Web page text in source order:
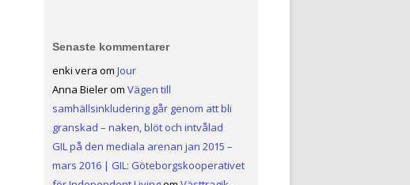
Senaste kommentarer
enki vera om Jour
Anna Bielerom Vägen till
samhällsinkludering går genom att bli
granskad – naken, blöt och intvålad
GIL på den mediala arenan jan 2015 –
mars 2016 | GIL: Göteborgskooperativet